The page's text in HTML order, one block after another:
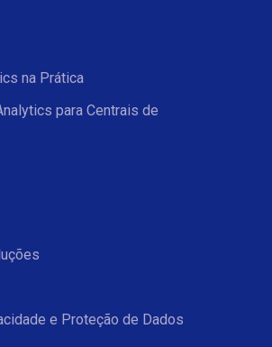
na Prática
para Centrais de
e Proteção de Dados